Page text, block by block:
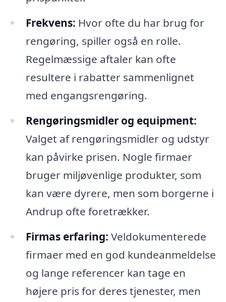
Frekvens: Hvor ofte du har brug for
rengøring, spiller også en rolle.
Regelmæssige aftaler kan ofte
resultere i rabatter sammenlignet
med engangsrengøring.
Rengøringsmidler og equipment:
Valget af rengøringsmidler og udstyr
kan påvirke prisen. Nogle firmaer
bruger miljøvenlige produkter, som
kan være dyrere, men som borgerne i
Andrup ofte foretrækker.
Firmas erfaring: Veldokumenterede
firmaer med en god kundeanmeldelse
og lange referencer kan tage en
højere pris for deres tjenester, men